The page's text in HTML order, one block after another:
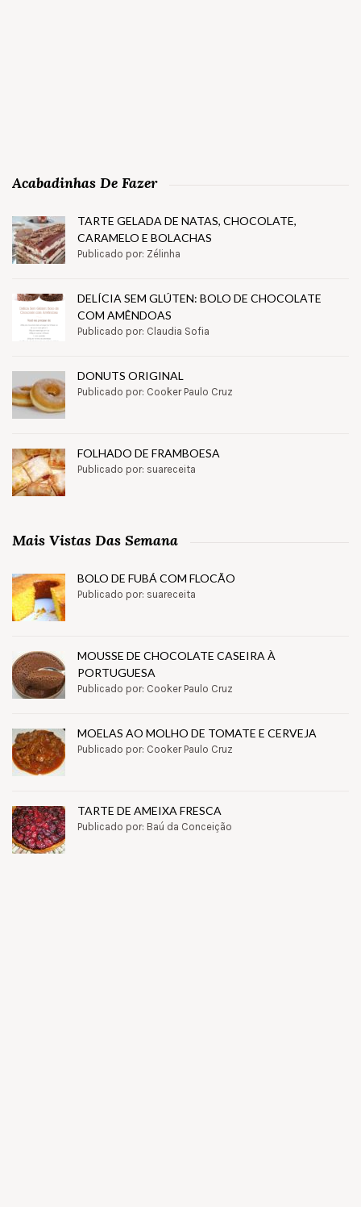
Acabadinhas De Fazer
TARTE GELADA DE NATAS, CHOCOLATE,
CARAMELO E BOLACHAS
Publicado por: Zélinha
DELÍCIA SEM GLÚTEN: BOLO DE CHOCOLATE
COM AMÊNDOAS
Publicado por: Claudia Sofia
DONUTS ORIGINAL
Publicado por: Cooker Paulo Cruz
FOLHADO DE FRAMBOESA
Publicado por: suareceita
Mais Vistas Das Semana
BOLO DE FUBÁ COM FLOCÃO
Publicado por: suareceita
MOUSSE DE CHOCOLATE CASEIRA À
PORTUGUESA
Publicado por: Cooker Paulo Cruz
MOELAS AO MOLHO DE TOMATE E CERVEJA
Publicado por: Cooker Paulo Cruz
TARTE DE AMEIXA FRESCA
Publicado por: Baú da Conceição